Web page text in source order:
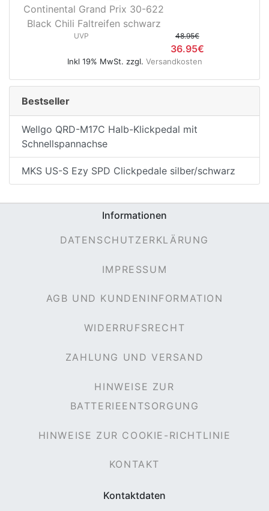
Continental Grand Prix 30-622
Black Chili Faltreifen schwarz
UVP 48.95€
36.95€
Inkl 19% MwSt. zzgl. Versandkosten
Bestseller
Wellgo QRD-M17C Halb-Klickpedal mit
Schnellspannachse
MKS US-S Ezy SPD Clickpedale silber/schwarz
Informationen
DATENSCHUTZERKLÄRUNG
IMPRESSUM
AGB UND KUNDENINFORMATION
WIDERRUFSRECHT
ZAHLUNG UND VERSAND
HINWEISE ZUR
BATTERIEENTSORGUNG
HINWEISE ZUR COOKIE-RICHTLINIE
KONTAKT
Kontaktdaten